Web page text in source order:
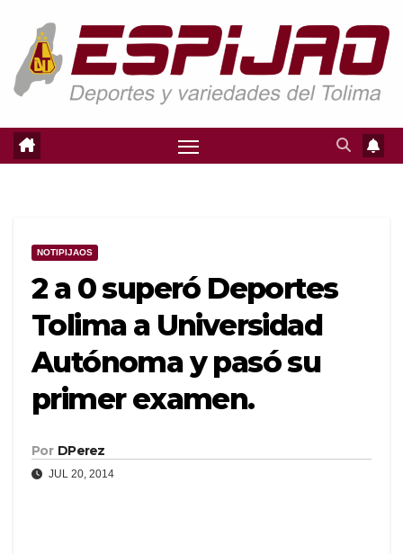
contenido
NOTIPIJAOS
2 a 0 superó Deportes
Tolima a Universidad
Autónoma y pasó su
primer examen.
Por DPerez
JUL 20, 2014